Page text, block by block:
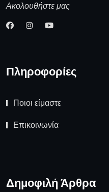
Ακολουθήστε μας
Πληροφορίες
Ποιοι είμαστε
Επικοινωνία
Δημοφιλή Άρθρα